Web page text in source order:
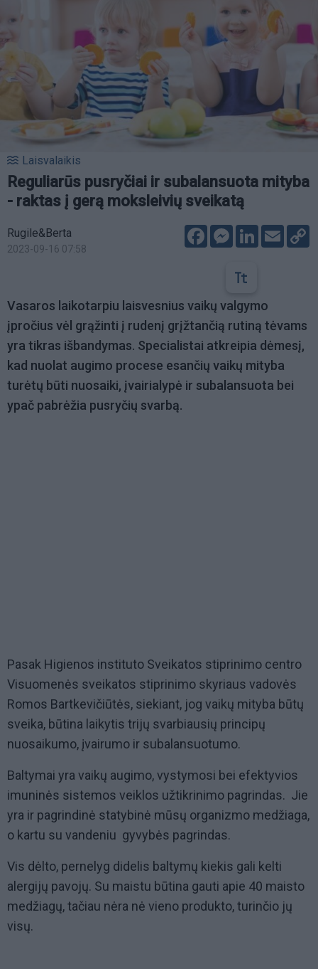
Laisvalaikis
Reguliarūs pusryčiai ir subalansuota mityba
- raktas į gerą moksleivių sveikatą
Rugile&Berta
2023-09-16 07:58
FacebookMessenger
LinkedIn
Email
Vasaros laikotarpiu laisvesnius vaikų valgymo
įpročius vėl grąžinti į rudenį grįžtančią rutiną tėvams
yra tikras išbandymas. Specialistai atkreipia dėmesį,
kad nuolat augimo procese esančių vaikų mityba
turėtų būti nuosaiki, įvairialypė ir subalansuota bei
ypač pabrėžia pusryčių svarbą.
Pasak Higienos instituto Sveikatos stiprinimo centro
Visuomenės sveikatos stiprinimo skyriaus vadovės
Romos Bartkevičiūtės, siekiant, jog vaikų mityba būtų
sveika, būtina laikytis trijų svarbiausių principų 
nuosaikumo, įvairumo ir subalansuotumo.
Baltymai yra vaikų augimo, vystymosi bei efektyvios
imuninės sistemos veiklos užtikrinimo pagrindas. Jie
yra ir pagrindinė statybinė mūsų organizmo medžiaga,
o kartu su vandeniu  gyvybės pagrindas.
Vis dėlto, pernelyg didelis baltymų kiekis gali kelti
alergijų pavojų. Su maistu būtina gauti apie 40 maisto
medžiagų, tačiau nėra nė vieno produkto, turinčio jų
visų.